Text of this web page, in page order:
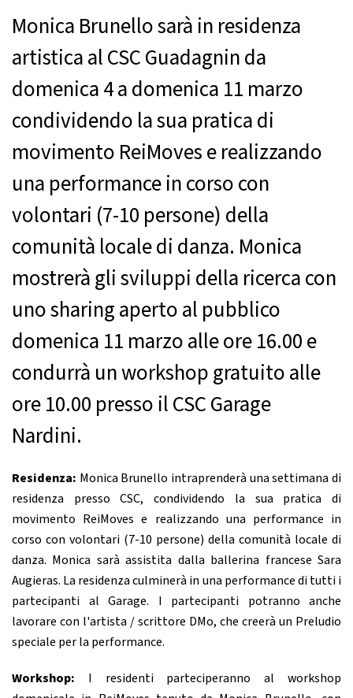
Monica Brunello sarà in residenza
artistica al CSC Guadagnin da
domenica 4 a domenica 11 marzo
condividendo la sua pratica di
movimento ReiMoves e realizzando
una performance in corso con
volontari (7-10 persone) della
comunità locale di danza. Monica
mostrerà gli sviluppi della ricerca con
uno sharing aperto al pubblico
domenica 11 marzo alle ore 16.00 e
condurrà un workshop gratuito alle
ore 10.00 presso il CSC Garage
Nardini.
Residenza: Monica Brunello intraprenderà una settimana di
residenza presso CSC, condividendo la sua pratica di
movimento ReiMoves e realizzando una performance in
corso con volontari (7-10 persone) della comunità locale di
danza. Monica sarà assistita dalla ballerina francese Sara
Augieras. La residenza culminerà in una performance di tutti i
partecipanti al Garage. I partecipanti potranno anche
lavorare con l'artista / scrittore DMo, che creerà un Preludio
speciale per la performance.
Workshop: I residenti parteciperanno al workshop